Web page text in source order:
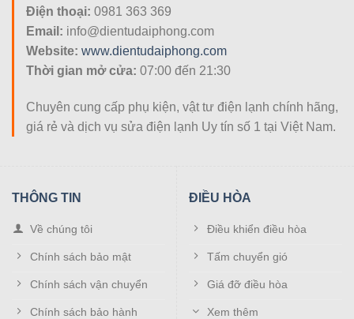
Điện thoại: 0981 363 369
Email: info@dientudaiphong.com
Website: www.dientudaiphong.com
Thời gian mở cửa: 07:00 đến 21:30
Chuyên cung cấp phụ kiện, vật tư điện lạnh chính hãng,
giá rẻ và dịch vụ sửa điện lạnh Uy tín số 1 tại Việt Nam.
THÔNG TIN
Về chúng tôi
Chính sách bảo mật
Chính sách vận chuyển
Chính sách bảo hành
ĐIỀU HÒA
Điều khiển điều hòa
Tấm chuyển gió
Giá đỡ điều hòa
Xem thêm